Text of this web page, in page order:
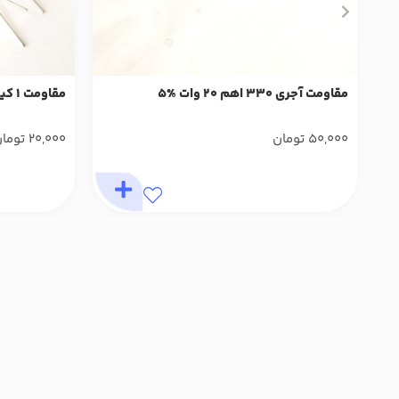
مقاومت آجری 330 اهم 20 وات %5
50,000 تومان
مقاومت 1 کیلو اهم2 وات %5 (10 عدد)
20,000